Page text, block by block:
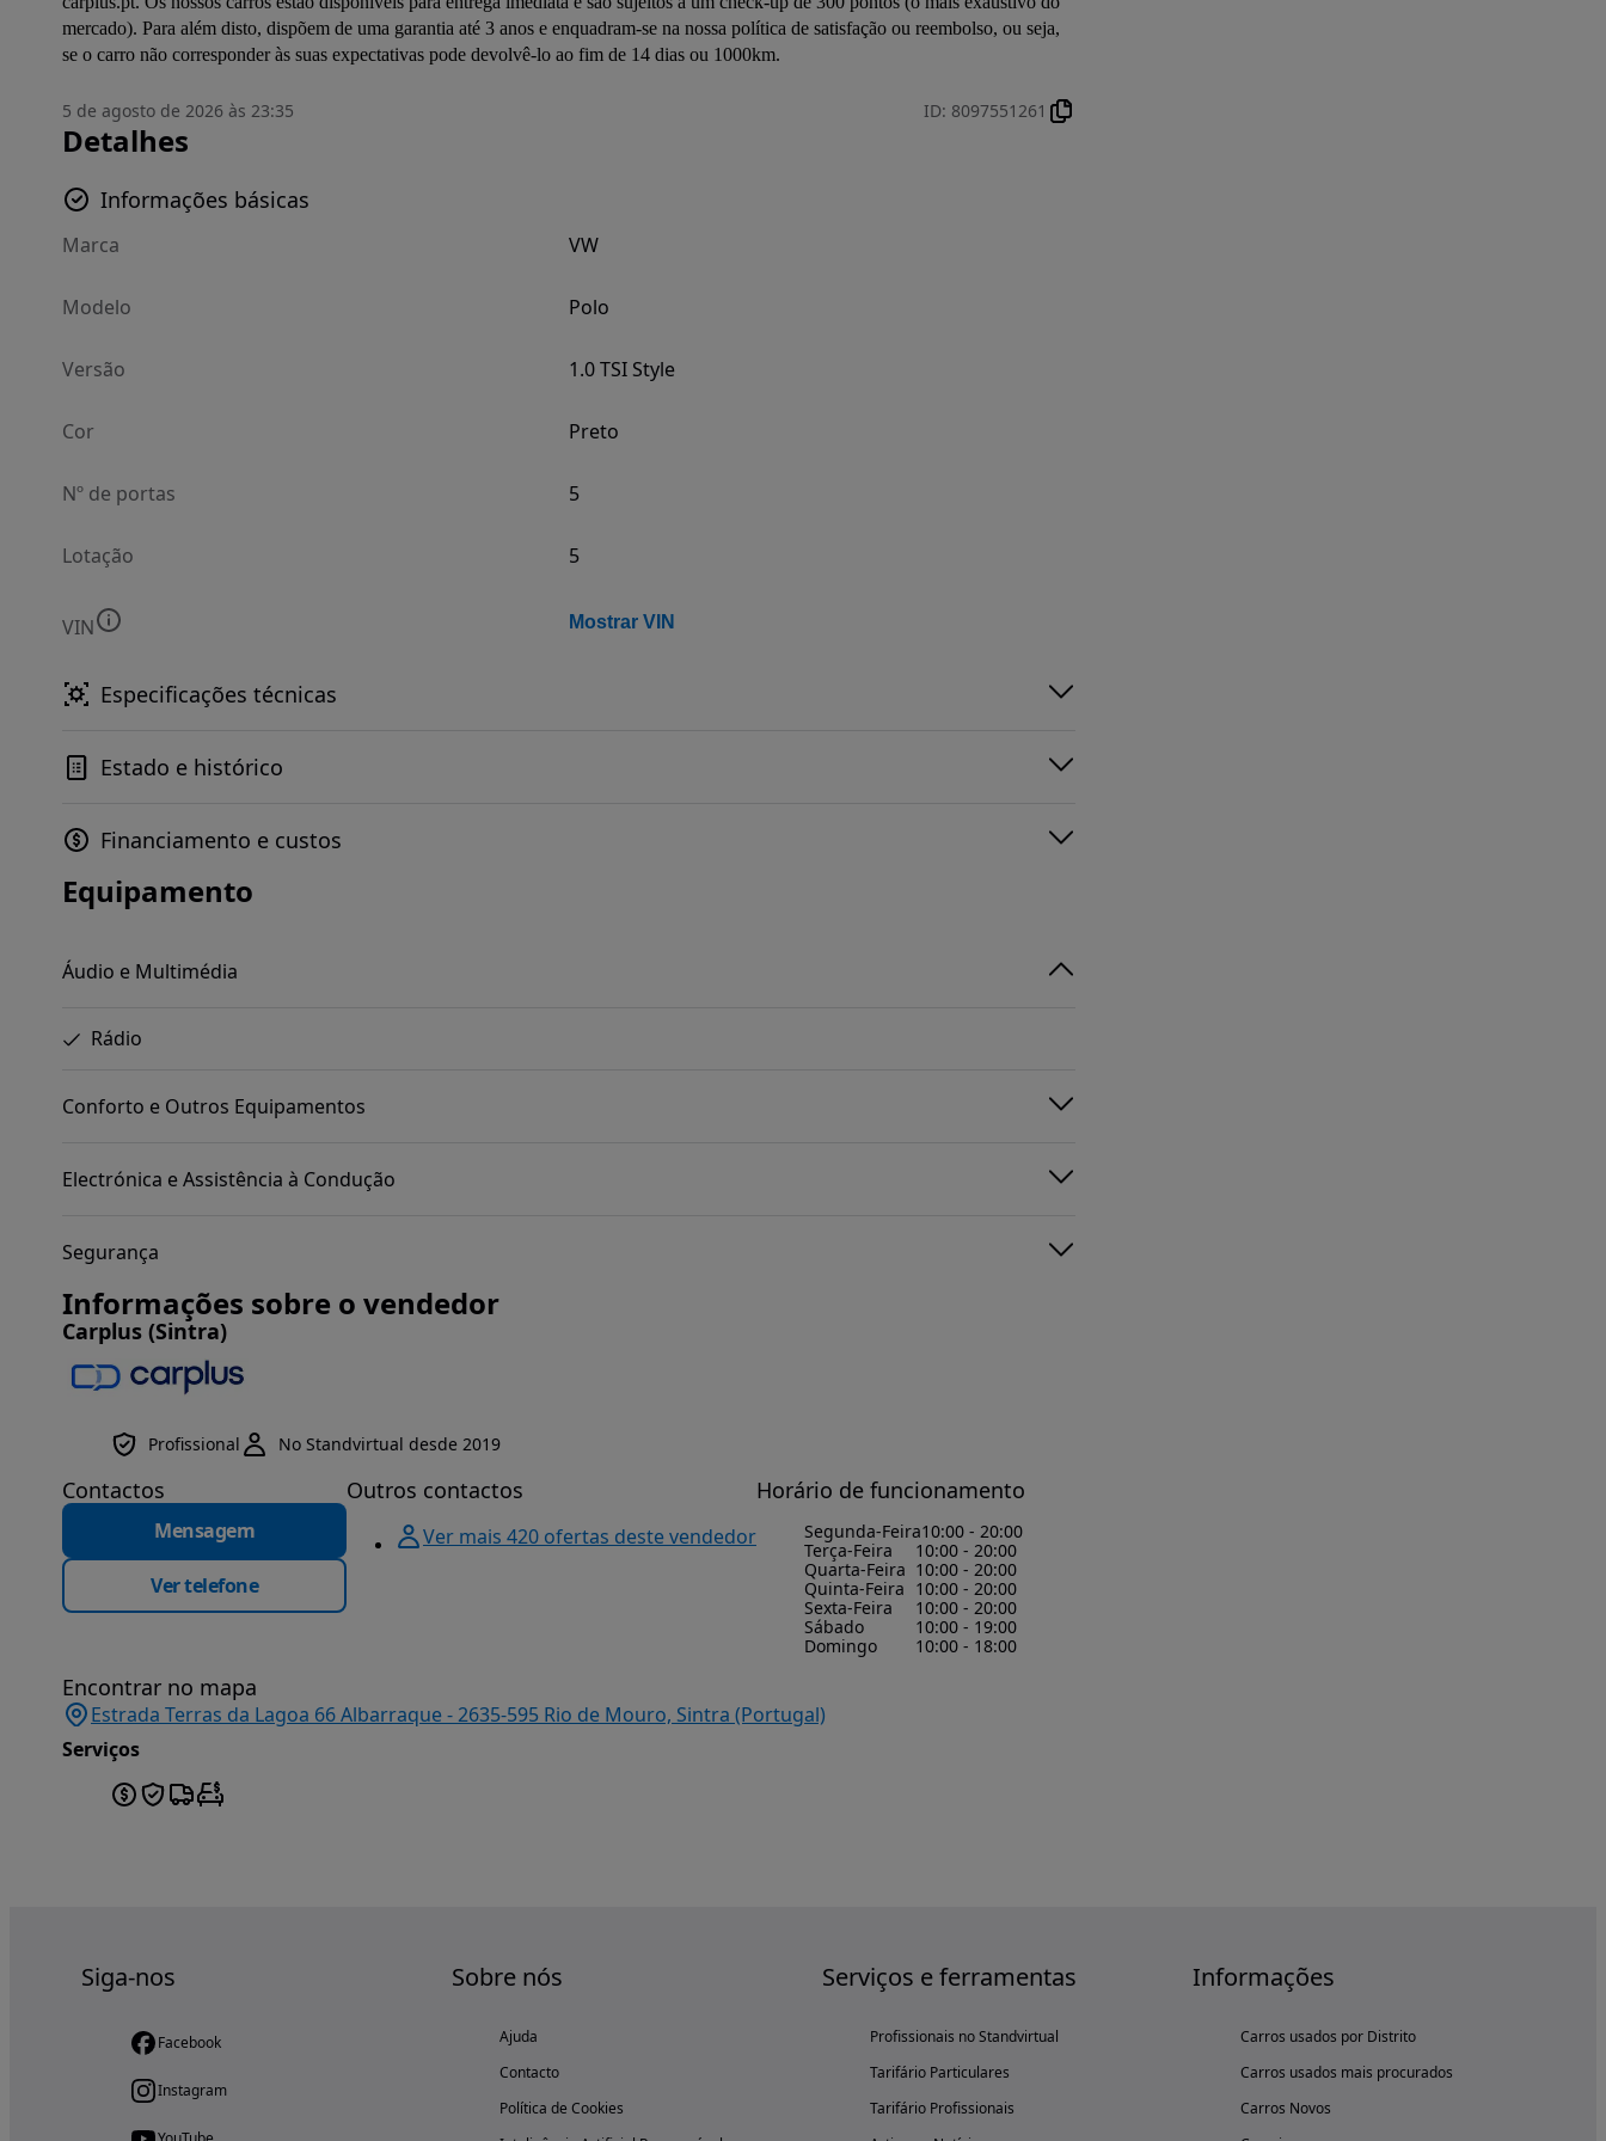
mercado). Para além disto, dispõem de uma garantia até 3 anos e enquadram-se na nossa política de satisfação ou reembolso, ou seja,
se o carro não corresponder às suas expectativas pode devolvê-lo ao fim de 14 dias ou 1000km.
5 de agosto de 2026 às 23:35 ID: 8097551261
Detalhes
Informações básicas
Marca VW
Modelo Polo
Versão 1.0 TSI Style
Cor Preto
Nº de portas 5
Lotação 5
VIN Mostrar VIN
Especificações técnicas
Estado e histórico
Financiamento e custos
Equipamento
Áudio e Multimédia
Rádio
Conforto e Outros Equipamentos
Electrónica e Assistência à Condução
Segurança
Informações sobre o vendedor
Carplus (Sintra)
Profissional No Standvirtual desde 2019
Contactos
Mensagem
Ver telefone
Outros contactos
Ver mais 420 ofertas deste vendedor
Horário de funcionamento
Segunda-Feira10:00 - 20:00
Terça-Feira
10:00 - 20:00
Quarta-Feira 10:00 - 20:00
Quinta-Feira 10:00 - 20:00
Sexta-Feira
10:00 - 20:00
Sábado
10:00 - 19:00
Domingo
10:00 - 18:00
Encontrar no mapa
Estrada Terras da Lagoa 66 Albarraque - 2635-595 Rio de Mouro, Sintra (Portugal)
Serviços
Siga-nos
Facebook
Instagram
Sobre nós
Ajuda
Contacto
Política de Cookies
Serviços e ferramentas
Profissionais no Standvirtual
Tarifário Particulares
Tarifário Profissionais
Informações
Carros usados por Distrito
Carros usados mais procurados
Carros Novos